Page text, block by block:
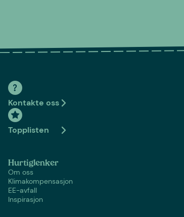
Kontakte oss
Topplisten
Hurtiglenker
Om oss
Klimakompensasjon
EE-avfall
Inspirasjon